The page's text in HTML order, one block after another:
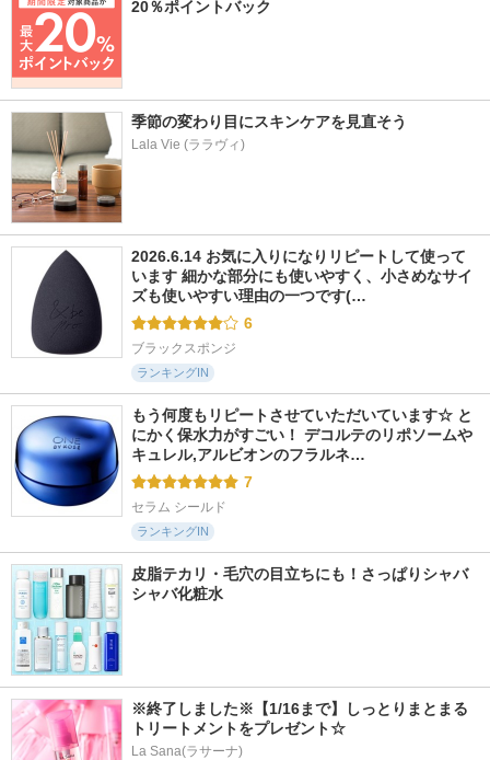
20％ポイントバック
季節の変わり目にスキンケアを見直そう
Lala Vie (ララヴィ)
2026.6.14 お気に入りになりリピートして使って
います 細かな部分にも使いやすく、小さめなサイ
ズも使いやすい理由の一つです(…
6
ブラックスポンジ
ランキングIN
もう何度もリピートさせていただいています☆ と
にかく保水力がすごい！ デコルテのリポソームや
キュレル,アルビオンのフラルネ…
7
セラム シールド
ランキングIN
皮脂テカリ・毛穴の目立ちにも！さっぱりシャバ
シャバ化粧水
※終了しました※【1/16まで】しっとりまとまる
トリートメントをプレゼント☆
La Sana(ラサーナ)